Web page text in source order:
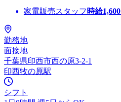
家電販売スタッフ 時給1,600
勤務地
面接地
千葉県印西市西の原3-2-1
印西牧の原駅
シフト